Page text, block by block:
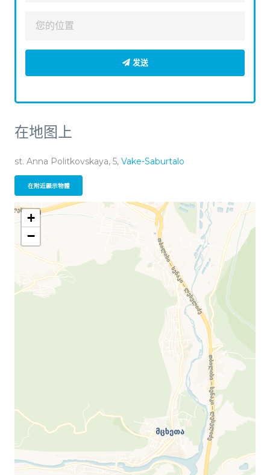
发送
在地图上
st. Anna Politkovskaya, 5, Vake-Saburtalo
在附近顯示物體
+
−